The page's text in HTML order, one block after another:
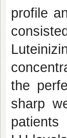
profile
the
sharp
patients